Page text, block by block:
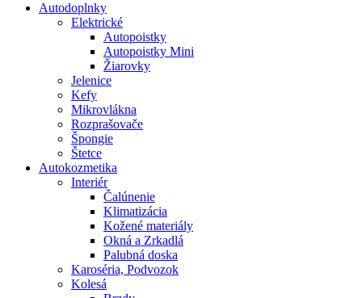
Autodoplnky
Elektrické
Autopoistky
Autopoistky Mini
Žiarovky
Jelenice
Kefy
Mikrovlákna
Rozprašovače
Špongie
Štetce
Autokozmetika
Interiér
Čalúnenie
Klimatizácia
Kožené materiály
Okná a Zrkadlá
Palubná doska
Karoséria, Podvozok
Kolesá